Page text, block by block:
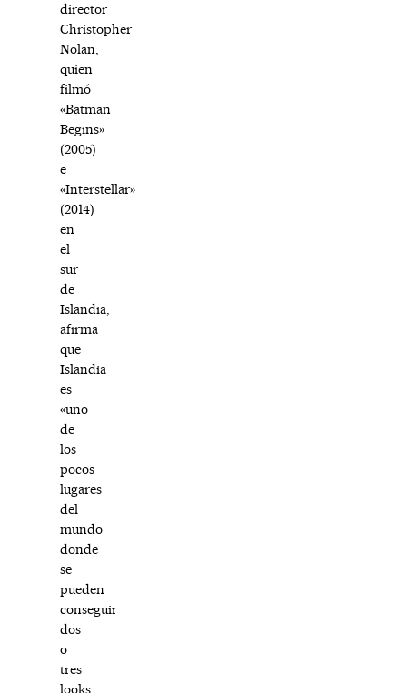
director
Christopher
Nolan,
quien
filmó
«Batman
Begins»
(2005)
e
«Interstellar»
(2014)
en
el
sur
de
Islandia,
afirma
que
Islandia
es
«uno
de
los
pocos
lugares
del
mundo
donde
se
pueden
conseguir
dos
o
tres
looks